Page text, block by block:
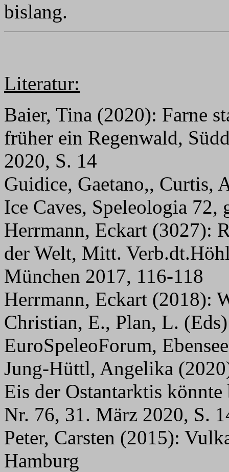
bislang.
Literatur:
Baier, Tina (2020): Farne
früher ein Regenwald,
2020, S. 14
Guidice, Gaetano,, Curtis,
Ice Caves, Speleologia
Herrmann, Eckart (3027):
der Welt, Mitt.
München 2017, 116-118
Herrmann, Eckart (2018):
Christian, E., Plan, L.
EuroSpeleoForum,
Jung-Hüttl, Angelika
Eis der Ostantarktis
Nr. 76, 31. März 2020, S.
Peter, Carsten (2015):
Hamburg